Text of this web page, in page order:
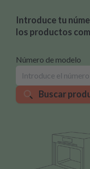
Introduce tu
los productos
Número de modelo
Buscar